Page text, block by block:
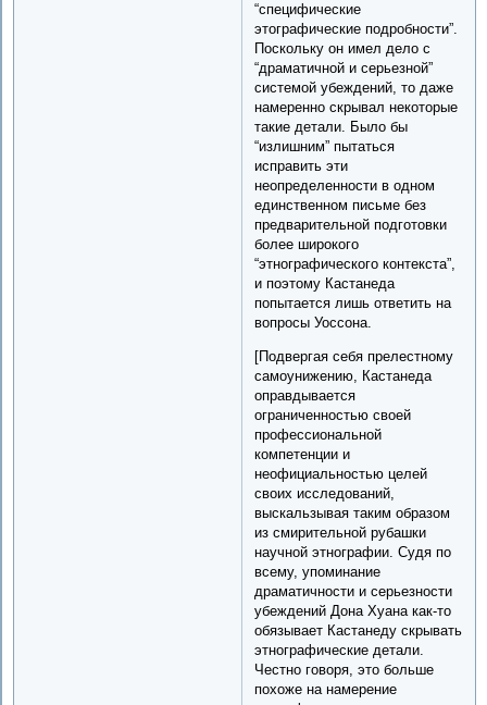
“специфические
этографические подробности”.
Поскольку он имел дело с
“драматичной и серьезной”
системой убеждений, то даже
намеренно скрывал некоторые
такие детали. Было бы
“излишним” пытаться
исправить эти
неопределенности в одном
единственном письме без
предварительной подготовки
более широкого
“этнографического контекста”,
и поэтому Кастанеда
попытается лишь ответить на
вопросы Уоссона.
[Подвергая себя прелестному
самоунижению, Кастанеда
оправдывается
ограниченностью своей
профессиональной
компетенции и
неофициальностью целей
своих исследований,
выскальзывая таким образом
из смирительной рубашки
научной этнографии. Судя по
всему, упоминание
драматичности и серьезности
убеждений Дона Хуана как-то
обязывает Кастанеду скрывать
этнографические детали.
Честно говоря, это больше
похоже на намерение